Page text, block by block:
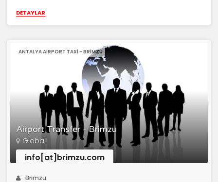
DETAYLAR
Airport Transfer - Brimzu
ANTALYA AIRPORT TAXI - BRIMZU
Global
info[at]brimzu.com
Brimzu